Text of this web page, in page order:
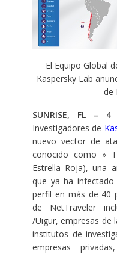
El Equipo Global
Kaspersky Lab
de
SUNRISE, FL –
Investigadores de
nuevo vector de
conocido como »
Estrella Roja), una
que ya ha
perfil en más de 40
de NetTraveler
/Uigur, empresas de
institutos de
empresas